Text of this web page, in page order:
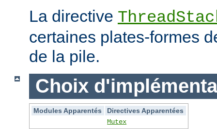
La directive
certaines plates-formes
de la pile.
Choix
Modules Apparentés
Directives Apparentées
Mutex